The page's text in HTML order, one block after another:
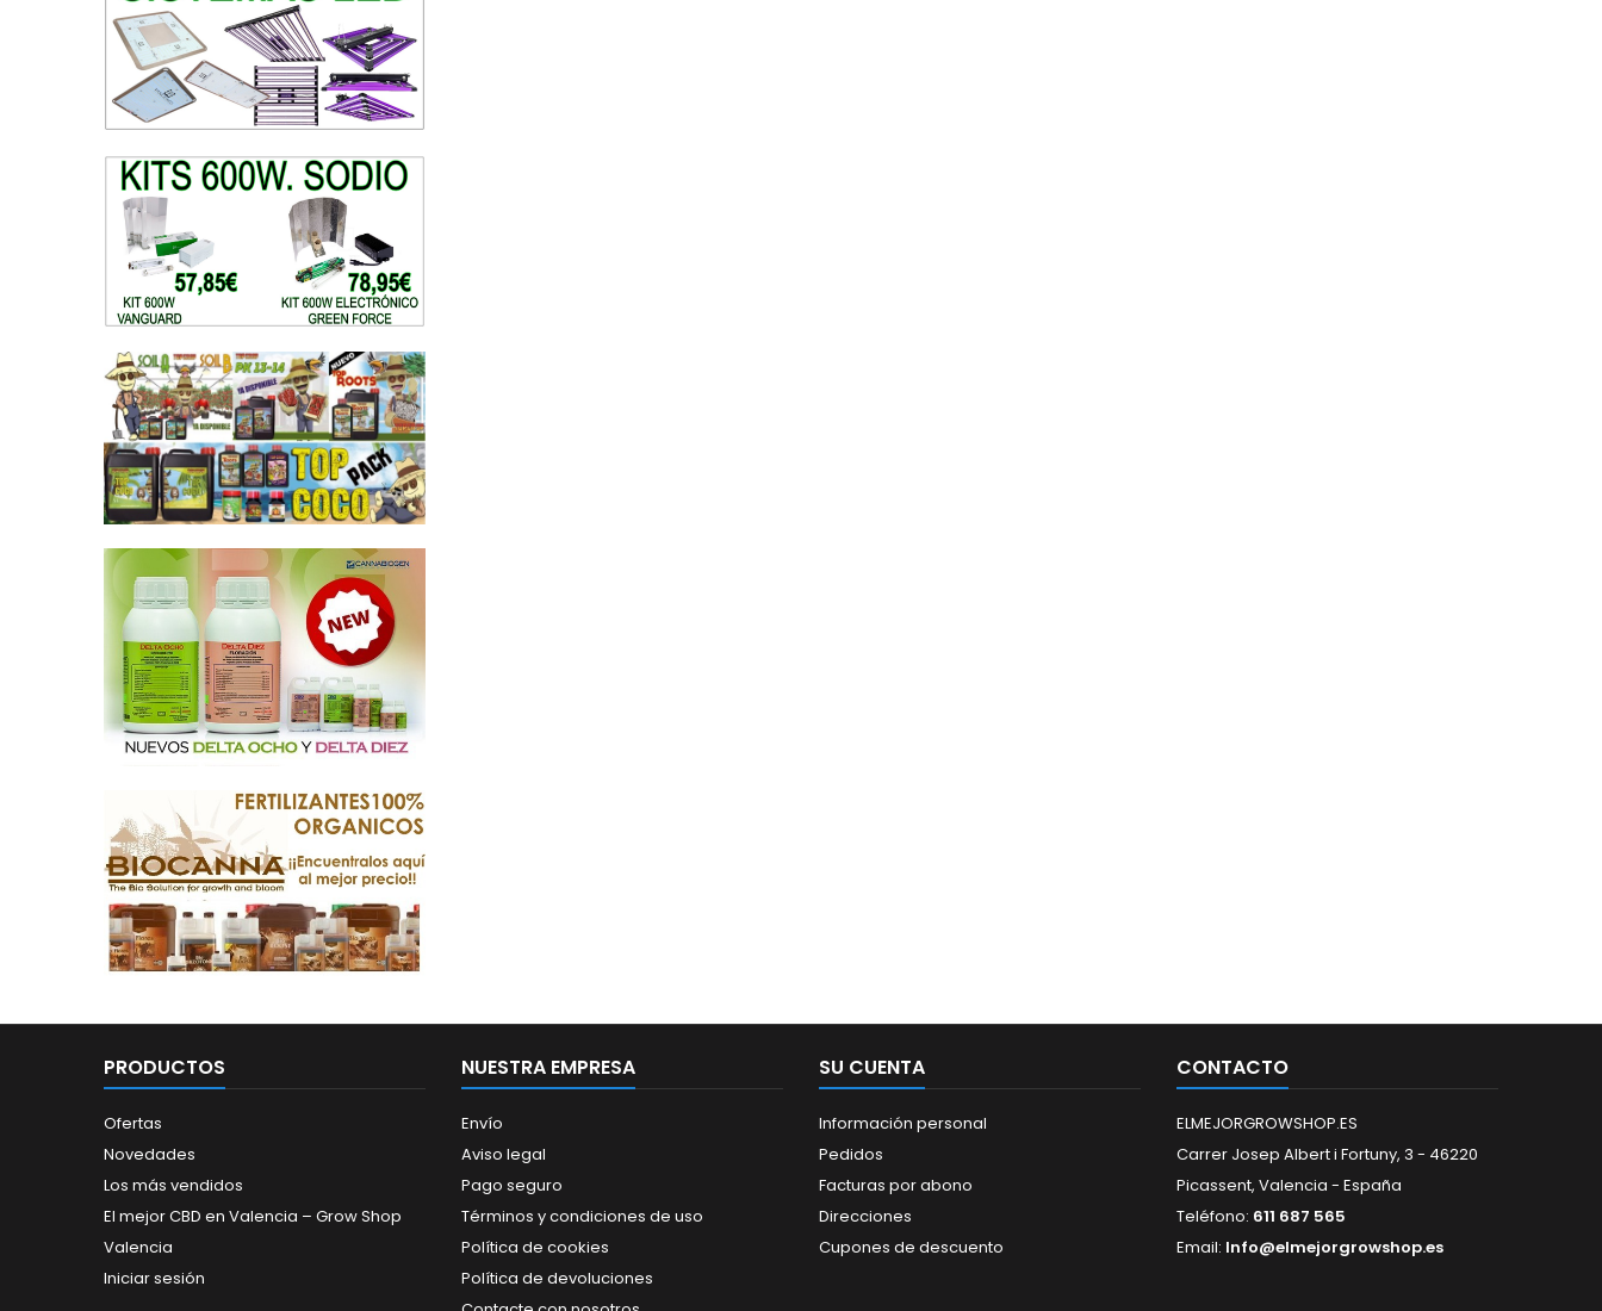
PRODUCTOS
Ofertas
Novedades
Los más vendidos
El mejor CBD en Valencia – Grow Shop
Valencia
Iniciar sesión
NUESTRA EMPRESA
Envío
Aviso legal
Pago seguro
Términos y condiciones de uso
Política de cookies
Política de devoluciones
SU CUENTA
Información personal
Pedidos
Facturas por abono
Direcciones
Cupones de descuento
CONTACTO
ELMEJORGROWSHOP.ES
Carrer Josep Albert i Fortuny, 3 - 46220
Picassent, Valencia - España
Teléfono: 611 687 565
Email: Info@elmejorgrowshop.es